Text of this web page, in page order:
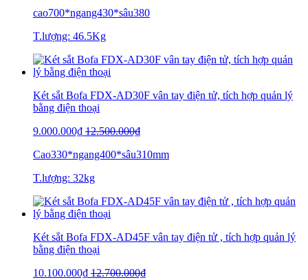
cao700*ngang430*sâu380
T.lượng: 46.5Kg
Két sắt Bofa FDX-AD30F vân tay điện tử, tích hợp quản lý
bằng điện thoại
9.000.000₫ 12.500.000₫
Cao330*ngang400*sâu310mm
T.lượng: 32kg
Két sắt Bofa FDX-AD45F vân tay điện tử , tích hợp quản lý
bằng điện thoại
10.100.000₫ 12.700.000₫